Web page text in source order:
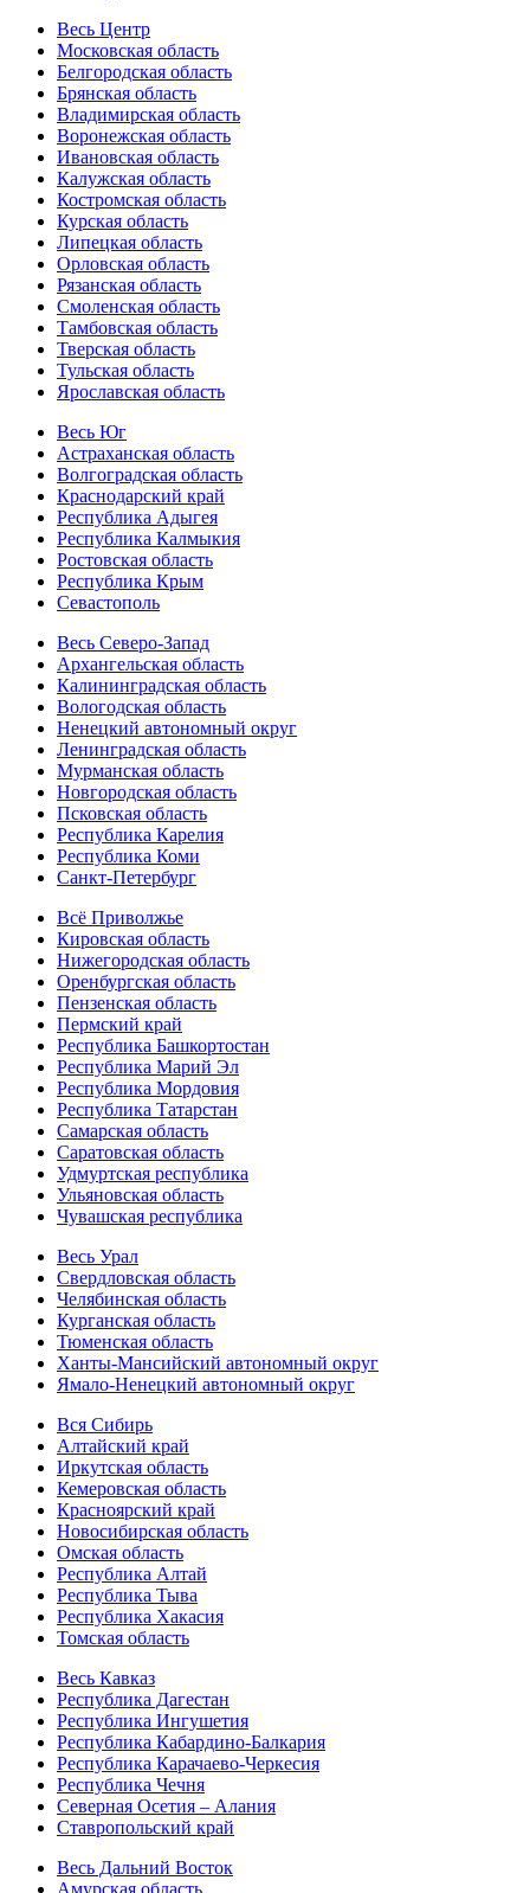
Весь Центр
Московская область
Белгородская область
Брянская область
Владимирская область
Воронежская область
Ивановская область
Калужская область
Костромская область
Курская область
Липецкая область
Орловская область
Рязанская область
Смоленская область
Тамбовская область
Тверская область
Тульская область
Ярославская область
Весь Юг
Астраханская область
Волгоградская область
Краснодарский край
Республика Адыгея
Республика Калмыкия
Ростовская область
Республика Крым
Севастополь
Весь Северо-Запад
Архангельская область
Калининградская область
Вологодская область
Ненецкий автономный округ
Ленинградская область
Мурманская область
Новгородская область
Псковская область
Республика Карелия
Республика Коми
Санкт-Петербург
Всё Приволжье
Кировская область
Нижегородская область
Оренбургская область
Пензенская область
Пермский край
Республика Башкортостан
Республика Марий Эл
Республика Мордовия
Республика Татарстан
Самарская область
Саратовская область
Удмуртская республика
Ульяновская область
Чувашская республика
Весь Урал
Свердловская область
Челябинская область
Курганская область
Тюменская область
Ханты-Мансийский автономный округ
Ямало-Ненецкий автономный округ
Вся Сибирь
Алтайский край
Иркутская область
Кемеровская область
Красноярский край
Новосибирская область
Омская область
Республика Алтай
Республика Тыва
Республика Хакасия
Томская область
Весь Кавказ
Республика Дагестан
Республика Ингушетия
Республика Кабардино-Балкария
Республика Карачаево-Черкесия
Республика Чечня
Северная Осетия – Алания
Ставропольский край
Весь Дальний Восток
Амурская область